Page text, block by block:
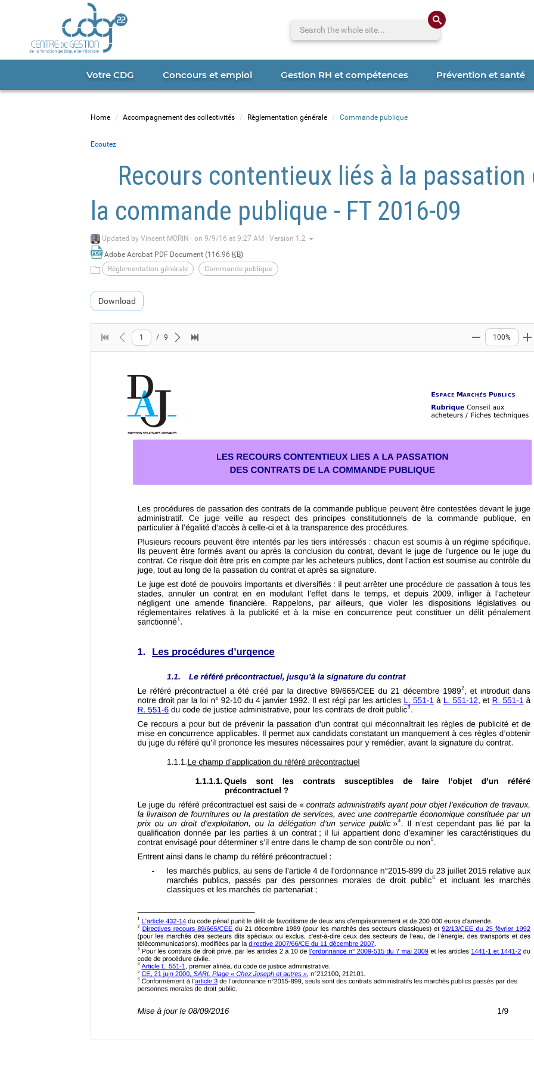
CDG
Search the whole
Votre CDG Concours et emploi Gestion RH et compétences Prévention et santé
Home Accompagnement des collectivités Règlementation générale Commande publique
Ecoutez
Recours contentieux liés à la
la commande publique - FT 2016-09
Updated by Vincent MORIN · on 9/9/16 at 9:27 AM · Version 1.2
Adobe Acrobat PDF Document (116.96 KB)
Règlementation générale
Commande publique
Download
First pagePrevious page
1 / 9
Next pageLast page Zoom out
100%
Cookies management panel